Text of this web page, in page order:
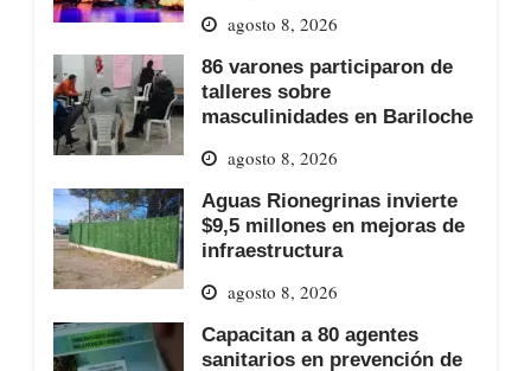
agosto 8, 2026
86 varones participaron de
talleres sobre
masculinidades en Bariloche
agosto 8, 2026
Aguas Rionegrinas invierte
$9,5 millones en mejoras de
infraestructura
agosto 8, 2026
Capacitan a 80 agentes
sanitarios en prevención de